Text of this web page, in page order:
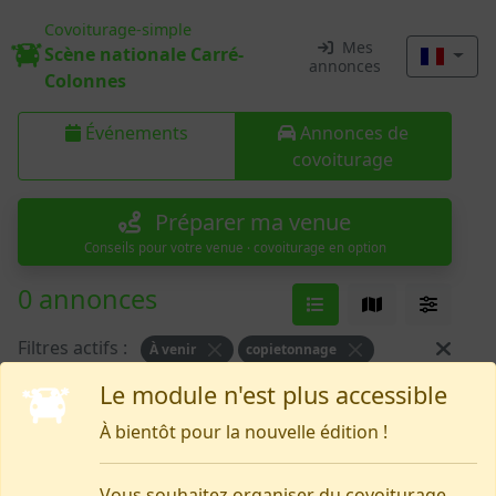
Le module n'est plus accessible
À bientôt pour la nouvelle édition !
Covoiturage-simple
Scène nationale Carré-
Colonnes
Mes
annonces
Événements
Annonces de
covoiturage
Préparer ma venue
Conseils pour votre venue · covoiturage en option
0 annonces
Filtres actifs : À venir copietonnage
Rien pour le moment